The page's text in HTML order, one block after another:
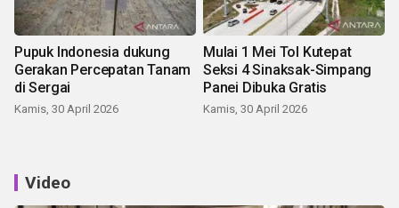
Pupuk Indonesia dukung
Gerakan Percepatan Tanam
di Sergai
Kamis, 30 April 2026
Mulai 1 Mei Tol Kutepat
Seksi 4 Sinaksak-Simpang
Panei Dibuka Gratis
Kamis, 30 April 2026
Video